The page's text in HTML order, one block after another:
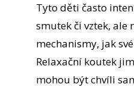
Tyto děti často
smutek či vztek, ale
mechanismy, jak
Relaxační koutek
mohou být chvíli